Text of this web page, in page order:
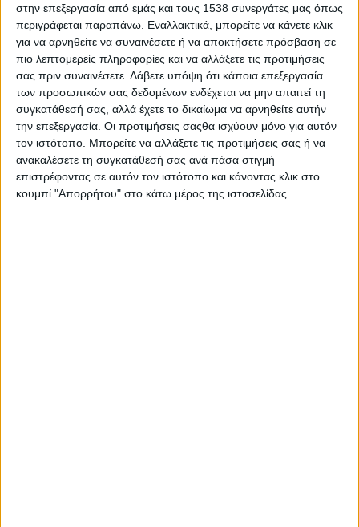
στην επεξεργασία από εμάς και τους 1538 συνεργάτες μας όπως
περιγράφεται παραπάνω. Εναλλακτικά, μπορείτε να κάνετε κλικ
για να αρνηθείτε να συναινέσετε ή να αποκτήσετε πρόσβαση σε
πιο λεπτομερείς πληροφορίες και να αλλάξετε τις προτιμήσεις
σας πριν συναινέσετε. Λάβετε υπόψη ότι κάποια επεξεργασία
των προσωπικών σας δεδομένων ενδέχεται να μην απαιτεί τη
συγκατάθεσή σας, αλλά έχετε το δικαίωμα να αρνηθείτε αυτήν
την επεξεργασία. Οι προτιμήσεις σαςθα ισχύουν μόνο για αυτόν
τον ιστότοπο. Μπορείτε να αλλάξετε τις προτιμήσεις σας ή να
ανακαλέσετε τη συγκατάθεσή σας ανά πάσα στιγμή
επιστρέφοντας σε αυτόν τον ιστότοπο και κάνοντας κλικ στο
κουμπί "Απορρήτου" στο κάτω μέρος της ιστοσελίδας.
δράση των Μακεδονομάχων και την
κοινωνική τους προσφορά.
Ο Παύλος Μελάς και οι σύντροφοί του δεν
αποτέλεσαν μόνο στρατιωτική δύναμη·
συμβόλισαν τον αγώνα για την επιβίωση της
ελληνικής γλώσσας, παιδείας και
πολιτιστικής κληρονομιάς σε μια περίοδο
έντονων εθνοτικών συγκρούσεων. Η Ημέρα
του Μακεδονικού Αγώνα λειτουργεί,